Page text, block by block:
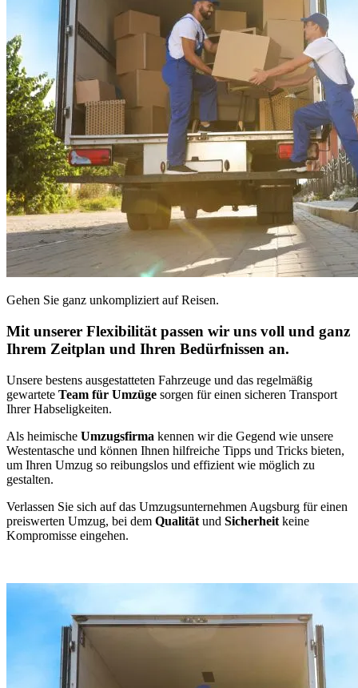
Gehen Sie ganz unkompliziert auf Reisen.
Mit unserer Flexibilität passen wir uns voll und ganz
Ihrem Zeitplan und Ihren Bedürfnissen an.
Unsere bestens ausgestatteten Fahrzeuge und das regelmäßig
gewartete Team für Umzüge sorgen für einen sicheren Transport
Ihrer Habseligkeiten.
Als heimische Umzugsfirma kennen wir die Gegend wie unsere
Westentasche und können Ihnen hilfreiche Tipps und Tricks bieten,
um Ihren Umzug so reibungslos und effizient wie möglich zu
gestalten.
Verlassen Sie sich auf das Umzugsunternehmen Augsburg für einen
preiswerten Umzug, bei dem Qualität und Sicherheit keine
Kompromisse eingehen.